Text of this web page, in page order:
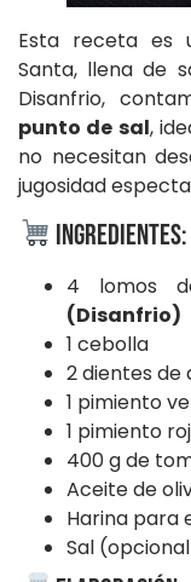
Esta receta es
Santa, llena de
Disanfrio,
punto de sal,
no necesitan
jugosidad
Ingredientes:
4 lomos
(Disanfrio)
1 cebolla
2 dientes de
1 pimiento
1 pimiento
400 g de
Aceite de
Harina para
Sal